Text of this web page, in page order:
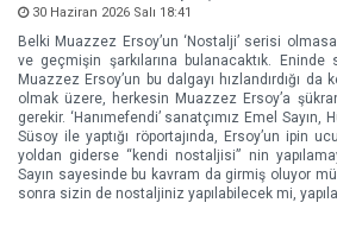
30 Haziran 2026 Salı 18:41
Belki Muazzez Ersoy’un ‘Nostalji’ serisi
ve geçmişin şarkılarına bulanacaktık.
Muazzez Ersoy’un bu dalgayı hızlandırdığı da
olmak üzere, herkesin Muazzez Ersoy’a
gerekir. ‘Hanımefendi’ sanatçımız Emel Sayın,
Süsoy ile yaptığı röportajında, Ersoy’un ipin
yoldan giderse “kendi nostaljisi” nin
Sayın sayesinde bu kavram da girmiş oluyor
sonra sizin de nostaljiniz yapılabilecek mi,